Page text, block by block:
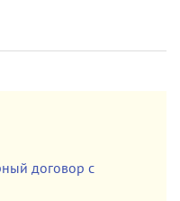
договор с